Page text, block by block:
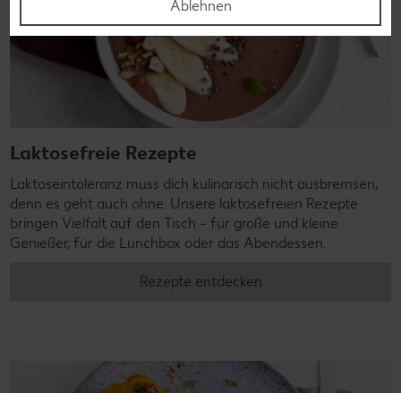
Laktosefreie Rezepte
Laktoseintoleranz muss dich kulinarisch nicht ausbremsen,
denn es geht auch ohne. Unsere laktosefreien Rezepte
bringen Vielfalt auf den Tisch – für große und kleine
Genießer, für die Lunchbox oder das Abendessen.
Rezepte entdecken
Ablehnen